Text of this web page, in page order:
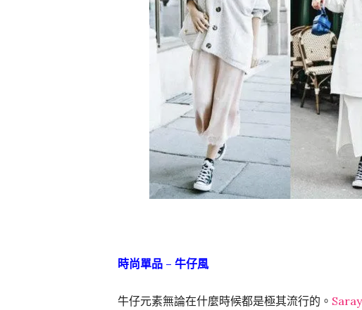
時尚單品 – 牛仔風
牛仔元素無論在什麼時候都是極其流行的。